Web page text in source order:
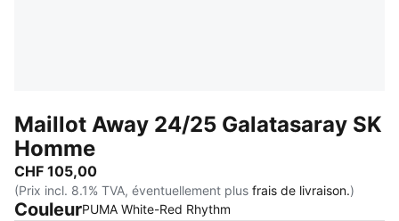
Maillot Away 24/25 Galatasaray SK
Homme
CHF 105,00
(Prix incl. 8.1% TVA, éventuellement plus frais de livraison.)
CouleurPUMA White-Red Rhythm